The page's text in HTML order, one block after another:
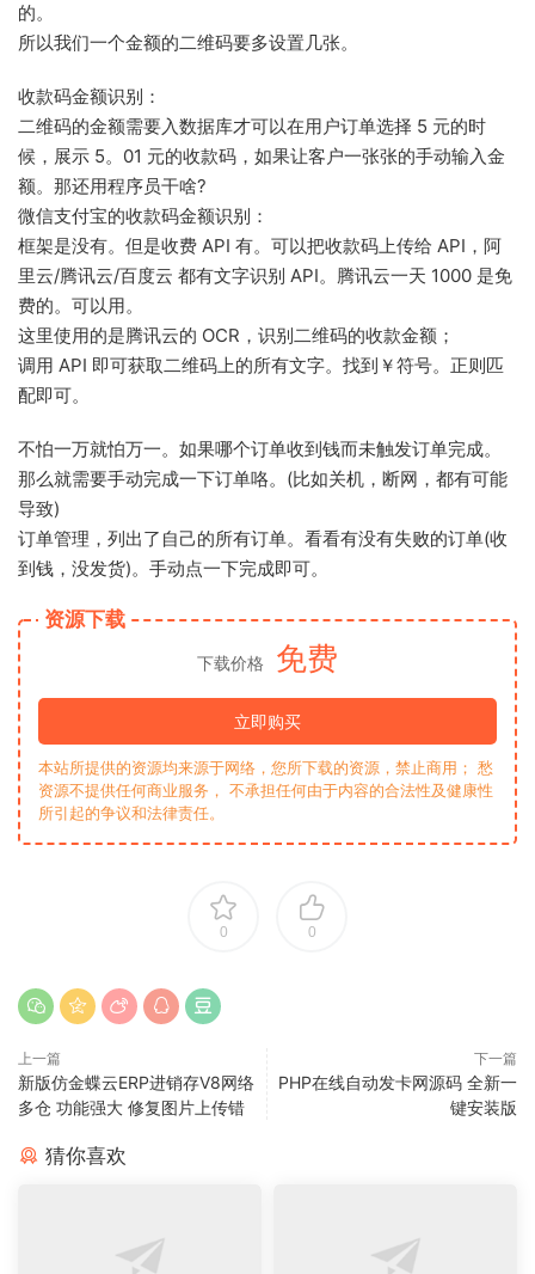
的。
所以我们一个金额的二维码要多设置几张。
收款码金额识别：
二维码的金额需要入数据库才可以在用户订单选择 5 元的时
候，展示 5。01 元的收款码，如果让客户一张张的手动输入金
额。那还用程序员干啥?
微信支付宝的收款码金额识别：
框架是没有。但是收费 API 有。可以把收款码上传给 API，阿
里云/腾讯云/百度云 都有文字识别 API。腾讯云一天 1000 是免
费的。可以用。
这里使用的是腾讯云的 OCR，识别二维码的收款金额；
调用 API 即可获取二维码上的所有文字。找到￥符号。正则匹
配即可。
不怕一万就怕万一。如果哪个订单收到钱而未触发订单完成。
那么就需要手动完成一下订单咯。(比如关机，断网，都有可能
导致)
订单管理，列出了自己的所有订单。看看有没有失败的订单(收
到钱，没发货)。手动点一下完成即可。
资源下载
下载价格 免费
立即购买
本站所提供的资源均来源于网络，您所下载的资源，禁止商用； 愁
资源不提供任何商业服务， 不承担任何由于内容的合法性及健康性
所引起的争议和法律责任。
0 0
上一篇
新版仿金蝶云ERP进销存V8网络
多仓 功能强大 修复图片上传错
下一篇
PHP在线自动发卡网源码 全新一
键安装版
猜你喜欢